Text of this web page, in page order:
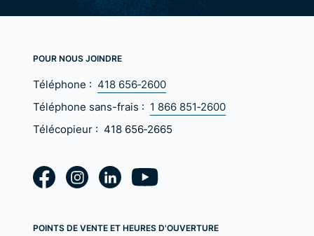
POUR NOUS JOINDRE
Téléphone : 418 656‑2600
Téléphone sans-frais : 1 866 851‑2600
Télécopieur : 418 656‑2665
POINTS DE VENTE ET HEURES D'OUVERTURE